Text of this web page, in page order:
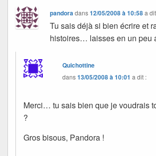
pandoradans12/05/2008 à 10:58 a
Tu sais déjà si bien écrire et
histoires… laisses en un peu
Quichottine
dans13/05/2008 à 10:01 a dit :
Merci… tu sais bien que je voudrais
?
Gros bisous, Pandora !